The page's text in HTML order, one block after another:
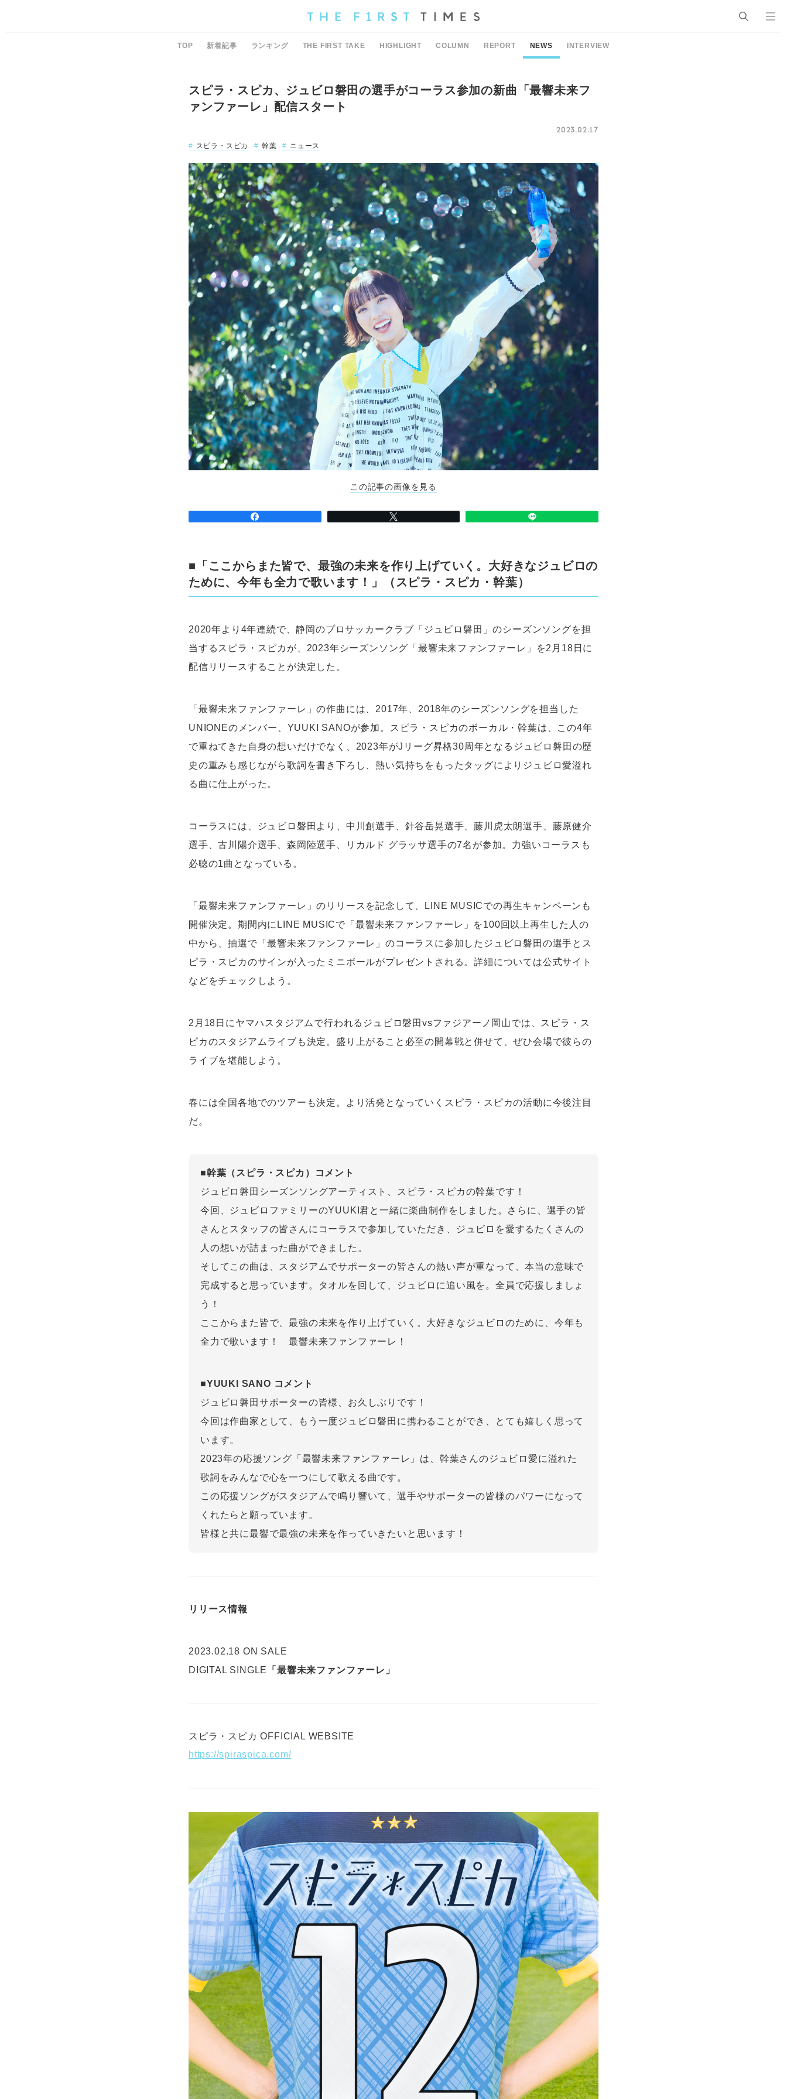
TOP 新着記事 ランキング THE FIRST TAKE HIGHLIGHT COLUMN REPORT NEWS INTERVIEW
スピラ・スピカ、ジュビロ磐田の選手がコーラス参加の新曲「最響未来フ
ァンファーレ」配信スタート
2023.02.17
スピラ・スピカ
幹葉 ニュース
この記事の画像を見る
■「ここからまた皆で、最強の未来を作り上げていく。大好きなジュビロの
ために、今年も全力で歌います！」（スピラ・スピカ・幹葉）
2020年より4年連続で、静岡のプロサッカークラブ「ジュビロ磐田」のシーズンソングを担
当するスピラ・スピカが、2023年シーズンソング「最響未来ファンファーレ」を2月18日に
配信リリースすることが決定した。
「最響未来ファンファーレ」の作曲には、2017年、2018年のシーズンソングを担当した
UNIONEのメンバー、YUUKI SANOが参加。スピラ・スピカのボーカル・幹葉は、この4年
で重ねてきた自身の想いだけでなく、2023年がJリーグ昇格30周年となるジュビロ磐田の歴
史の重みも感じながら歌詞を書き下ろし、熱い気持ちをもったタッグによりジュビロ愛溢れ
る曲に仕上がった。
コーラスには、ジュビロ磐田より、中川創選手、針谷岳晃選手、藤川虎太朗選手、藤原健介
選手、古川陽介選手、森岡陸選手、リカルド グラッサ選手の7名が参加。力強いコーラスも
必聴の1曲となっている。
「最響未来ファンファーレ」のリリースを記念して、LINE MUSICでの再生キャンペーンも
開催決定。期間内にLINE MUSICで「最響未来ファンファーレ」を100回以上再生した人の
中から、抽選で「最響未来ファンファーレ」のコーラスに参加したジュビロ磐田の選手とス
ピラ・スピカのサインが入ったミニボールがプレゼントされる。詳細については公式サイト
などをチェックしよう。
2月18日にヤマハスタジアムで行われるジュビロ磐田vsファジアーノ岡山では、スピラ・ス
ピカのスタジアムライブも決定。盛り上がること必至の開幕戦と併せて、ぜひ会場で彼らの
ライブを堪能しよう。
春には全国各地でのツアーも決定。より活発となっていくスピラ・スピカの活動に今後注目
だ。
■幹葉（スピラ・スピカ）コメント
ジュビロ磐田シーズンソングアーティスト、スピラ・スピカの幹葉です！
今回、ジュビロファミリーのYUUKI君と一緒に楽曲制作をしました。さらに、選手の皆
さんとスタッフの皆さんにコーラスで参加していただき、ジュビロを愛するたくさんの
人の想いが詰まった曲ができました。
そしてこの曲は、スタジアムでサポーターの皆さんの熱い声が重なって、本当の意味で
完成すると思っています。タオルを回して、ジュビロに追い風を。全員で応援しましょ
う！
ここからまた皆で、最強の未来を作り上げていく。大好きなジュビロのために、今年も
全力で歌います！ 最響未来ファンファーレ！
■YUUKI SANO コメント
ジュビロ磐田サポーターの皆様、お久しぶりです！
今回は作曲家として、もう一度ジュビロ磐田に携わることができ、とても嬉しく思って
います。
2023年の応援ソング「最響未来ファンファーレ」は、幹葉さんのジュビロ愛に溢れた
歌詞をみんなで心を一つにして歌える曲です。
この応援ソングがスタジアムで鳴り響いて、選手やサポーターの皆様のパワーになって
くれたらと願っています。
皆様と共に最響で最強の未来を作っていきたいと思います！
リリース情報
2023.02.18 ON SALE
DIGITAL SINGLE
「最響未来ファンファーレ」
スピラ・スピカ OFFICIAL WEBSITE
https://spiraspica.com/